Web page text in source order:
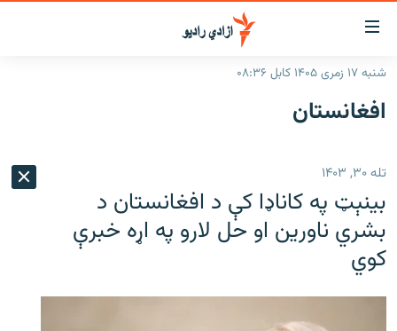
د
لاسرسۍ
وړ
لېنکونه
اصلي
ته
ورتلل
اصلي
مېنو
ته
ورتلل
کورپاڼه
راپورونه
منځنی ختیځ
نړۍ
نړۍ
د خپرونو جدول
مرکې
اونیزې خپرونې
شنبه ۱۷ زمری ۱۴۰۵ کابل ۰۸:۳۶
افغانستان
تله ۳۰, ۱۴۰۳
بینېټ په کاناډا کې د افغانستان د
بشري ناورین او حل لارو په اړه خبرې
کوي